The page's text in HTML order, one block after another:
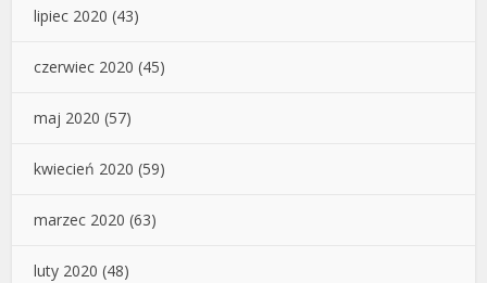
lipiec 2020 (43)
czerwiec 2020 (45)
maj 2020 (57)
kwiecień 2020 (59)
marzec 2020 (63)
luty 2020 (48)